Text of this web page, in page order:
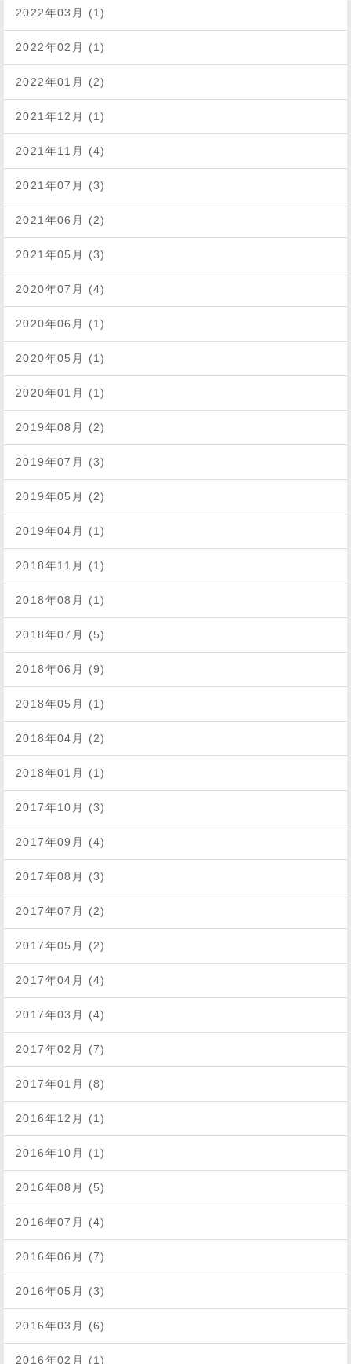
2022年03月 (1)
2022年02月 (1)
2022年01月 (2)
2021年12月 (1)
2021年11月 (4)
2021年07月 (3)
2021年06月 (2)
2021年05月 (3)
2020年07月 (4)
2020年06月 (1)
2020年05月 (1)
2020年01月 (1)
2019年08月 (2)
2019年07月 (3)
2019年05月 (2)
2019年04月 (1)
2018年11月 (1)
2018年08月 (1)
2018年07月 (5)
2018年06月 (9)
2018年05月 (1)
2018年04月 (2)
2018年01月 (1)
2017年10月 (3)
2017年09月 (4)
2017年08月 (3)
2017年07月 (2)
2017年05月 (2)
2017年04月 (4)
2017年03月 (4)
2017年02月 (7)
2017年01月 (8)
2016年12月 (1)
2016年10月 (1)
2016年08月 (5)
2016年07月 (4)
2016年06月 (7)
2016年05月 (3)
2016年03月 (6)
2016年02月 (1)